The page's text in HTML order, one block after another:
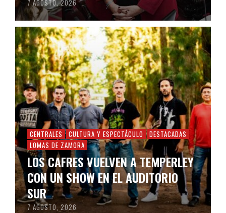
7 AGOSTO, 2026
CENTRALES CULTURA Y ESPECTÁCULO
DESTACADAS
LOMAS DE ZAMORA
LOS CAFRES VUELVEN A TEMPERLEY
CON UN SHOW EN EL AUDITORIO
SUR
7 AGOSTO, 2026